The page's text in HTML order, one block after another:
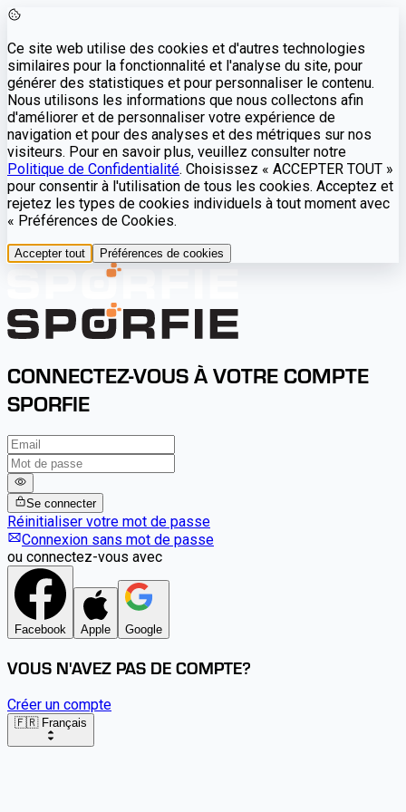
Ce site web utilise des cookies et d'autres technologies
similaires pour la fonctionnalité et l'analyse du site, pour
générer des statistiques et pour personnaliser le contenu.
Nous utilisons les informations que nous collectons afin
d'améliorer et de personnaliser votre expérience de
navigation et pour des analyses et des métriques sur nos
visiteurs. Pour en savoir plus, veuillez consulter notre
Politique de Confidentialité. Choisissez « ACCEPTER TOUT »
pour consentir à l'utilisation de tous les cookies. Acceptez et
rejetez les types de cookies individuels à tout moment avec
« Préférences de Cookies.
Accepter tout Préférences de cookies
CONNECTEZ-VOUS À VOTRE COMPTE
SPORFIE
Se connecter
Réinitialiser votre mot de passe
Connexion sans mot de passe
ou connectez-vous avec
Facebook Apple Google
VOUS N'AVEZ PAS DE COMPTE?
Créer un compte
🇫🇷 Français